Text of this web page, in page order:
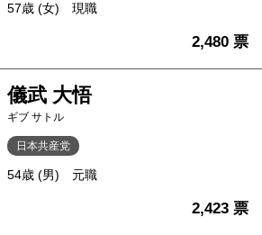
57歳 (女) 現職
2,480 票
儀武 大悟
ギブ サトル
日本共産党
54歳 (男) 元職
2,423 票